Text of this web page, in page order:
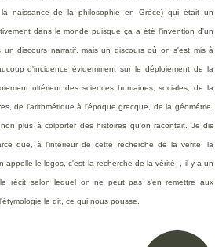
naissance de la philosophie en Grèce) qui était un
dans le monde puisque ça a été l'invention d'un
discours narratif, mais un discours où on s'est mis à
d'incidence évidemment sur le déploiement de la
ultérieur des sciences humaines, sociales, de la
de l'arithmétique à l'époque grecque, de la géométrie.
plus à colporter des histoires qu'on racontait. Je dis
que, à l'intérieur de cette recherche de la vérité, la
appelle le logos, c'est la recherche de la vérité -, il y a un
récit selon lequel on ne peut pas s'en remettre aux
le dit, ce qui nous pousse.